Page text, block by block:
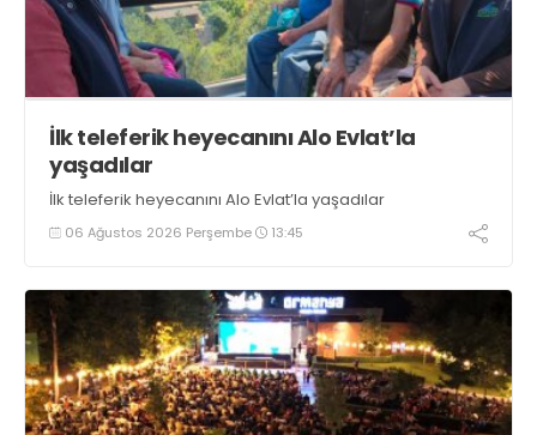
İlk teleferik heyecanını Alo Evlat’la
yaşadılar
İlk teleferik heyecanını Alo Evlat’la yaşadılar
06 Ağustos 2026 Perşembe 13:45